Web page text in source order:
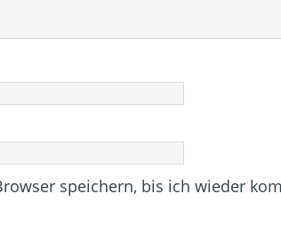
speichern, bis ich wieder